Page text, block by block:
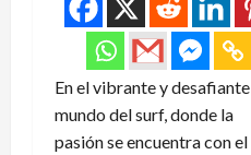
En el vibrante y desafiante
mundo del surf, donde la
pasión se encuentra con el